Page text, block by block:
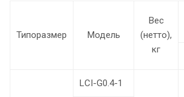
Типоразмер Модель
Вес
(нетто),
кг
LCI-G0.4-1